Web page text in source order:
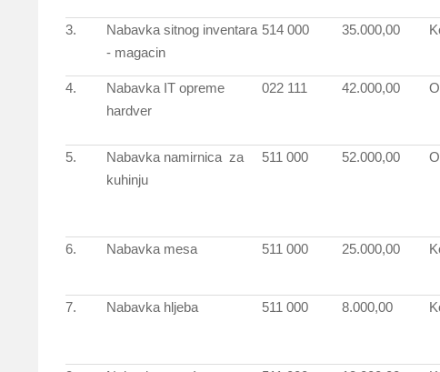
3.
Nabavka sitnog inventara
- magacin
514 000 35.000,00
4.
Nabavka IT opreme
hardver
022 111 42.000,00
5.
Nabavka namirnica za
kuhinju
511 000 52.000,00
6. Nabavka mesa 511 000 25.000,00
7. Nabavka hljeba 511 000 8.000,00